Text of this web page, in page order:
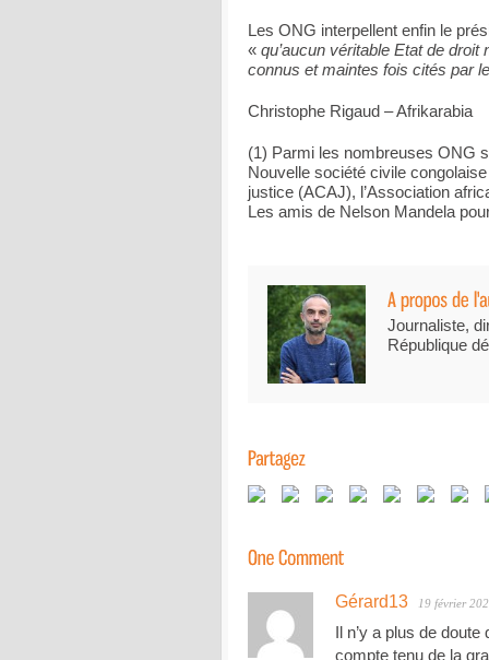
Les ONG interpellent enfin le
« qu’aucun véritable Etat de
connus et maintes fois cités par
Christophe Rigaud – Afrikarabia
(1) Parmi les nombreuses ONG
Nouvelle société civile
justice (ACAJ), l’Association
Les amis de Nelson Mandela
Journaliste,
République
Gérard13 19 février
Il n’y a plus de
compte tenu de la